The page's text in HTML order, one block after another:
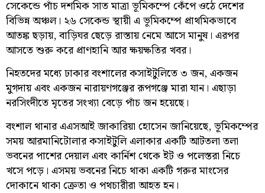
সেকেন্ডে পাঁচ দশমিক সাত মাত্রা ভূমিকম্পে কেঁপে ওঠে দেশের
বিভিন্ন অঞ্চল। ২৬ সেকেন্ড স্থায়ী এ ভূমিকম্পে প্রাথমিকভাবে
আতঙ্ক ছড়ায়, বাড়িঘর ছেড়ে রাস্তায় নেমে আসে মানুষ। এরপর
আসতে শুরু করে প্রাণহানি আর ক্ষয়ক্ষতির খবর।
নিহতদের মধ্যে ঢাকার বংশালের কসাইটুলিতে ৩ জন, একজন
মুগদায় এবং একজন নারায়ণগঞ্জের রূপগঞ্জে মারা যান। এছাড়া
নরসিংদীতে মৃতের সংখ্যা বেড়ে পাঁচ জন হয়েছে।
বংশাল থানার এএসআই জাকারিয়া হোসেন জানিয়েছে, ভূমিকম্পের
সময় আরমানিটোলার কসাইটুলি এলাকার একটি আটতলা তলা
ভবনের পাশের দেয়াল এবং কার্নিশ থেকে ইট ও পলেস্তরা নিচে
খসে পড়ে। এসময় ভবনের নিচে থাকা একটি গরুর মাংসের
দোকানে থাকা ক্রেতা ও পথচারীরা আহত হন।